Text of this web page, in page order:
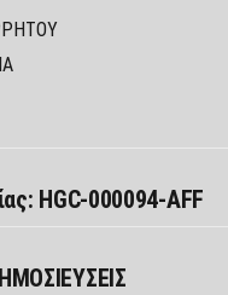
HGC-000094-AFF